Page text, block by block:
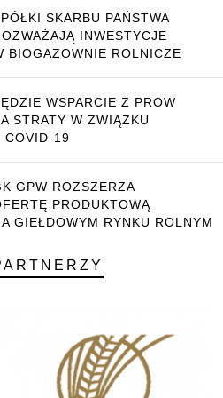
SKARBU PAŃSTWA
INWESTYCJE
BIOGAZOWNIE ROLNICZE
WSPARCIE Z PROW
STRATY W ZWIĄZKU
COVID-19
GPW ROZSZERZA
PRODUKTOWĄ
GIEŁDOWYM RYNKU ROLNYM